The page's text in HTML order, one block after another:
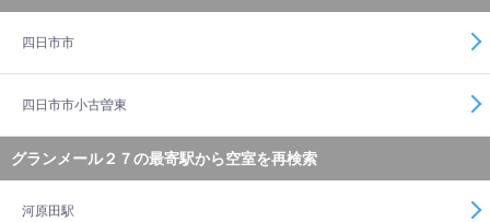
四日市市
四日市市小古曽東
グランメール２７の最寄駅から空室を再検索
河原田駅